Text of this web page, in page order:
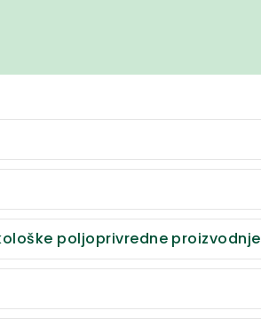
poljoprivredne proizvodnje